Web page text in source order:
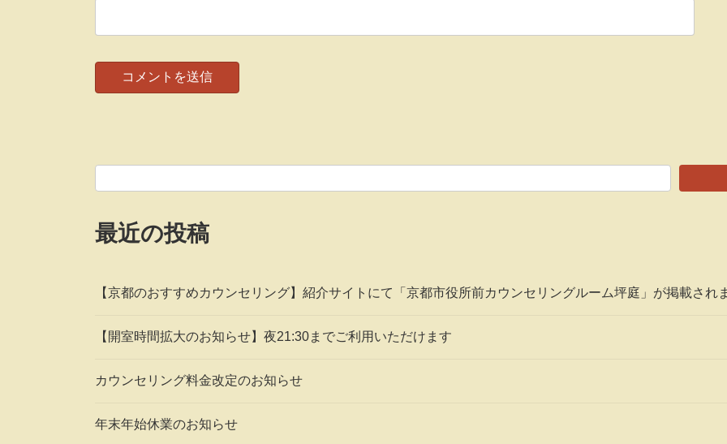
最近の投稿
【京都のおすすめカウンセリング】紹介サイトにて「京都市役所前カウンセリングルーム坪庭」が掲載され
【開室時間拡大のお知らせ】夜21:30までご利用いただけます
カウンセリング料金改定のお知らせ
年末年始休業のお知らせ